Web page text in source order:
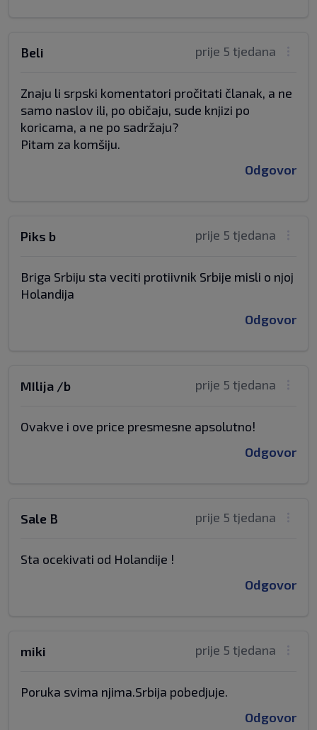
prije 5 tjedana
Beli
Znaju li srpski komentatori pročitati članak, a ne
samo naslov ili, po običaju, sude knjizi po
koricama, a ne po sadržaju?
Pitam za komšiju.
Odgovor
prije 5 tjedana
Piks b
Briga Srbiju sta veciti protiivnik Srbije misli o njoj
Holandija
Odgovor
prije 5 tjedana
MIlija /b
Ovakve i ove price presmesne apsolutno!
Odgovor
prije 5 tjedana
Sale B
Sta ocekivati od Holandije !
Odgovor
prije 5 tjedana
miki
Poruka svima njima.Srbija pobedjuje.
Odgovor